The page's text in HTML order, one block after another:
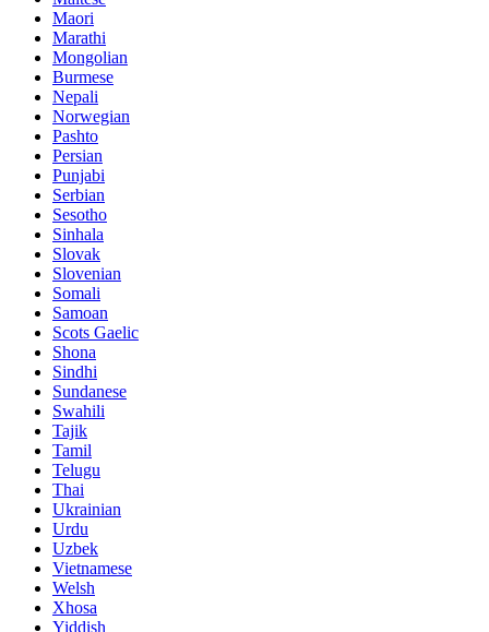
Maori
Marathi
Mongolian
Burmese
Nepali
Norwegian
Pashto
Persian
Punjabi
Serbian
Sesotho
Sinhala
Slovak
Slovenian
Somali
Samoan
Scots Gaelic
Shona
Sindhi
Sundanese
Swahili
Tajik
Tamil
Telugu
Thai
Ukrainian
Urdu
Uzbek
Vietnamese
Welsh
Xhosa
Yiddish